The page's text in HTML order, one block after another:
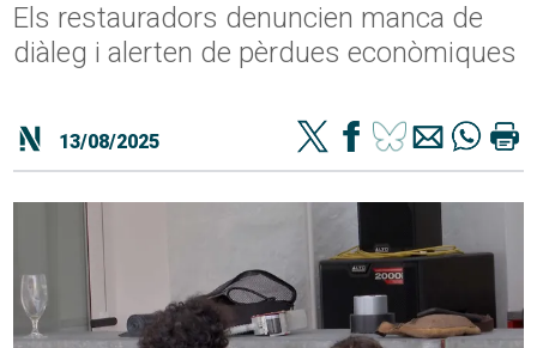
Els restauradors denuncien manca de
diàleg i alerten de pèrdues econòmiques
13/08/2025